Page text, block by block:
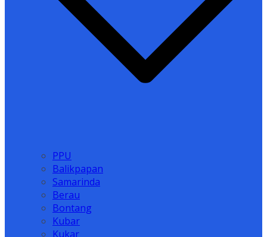
PPU
Balikpapan
Samarinda
Berau
Bontang
Kubar
Kukar